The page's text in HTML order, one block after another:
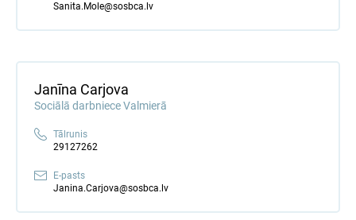
Sanita.Mole@sosbca.lv
Janīna Carjova
Sociālā darbniece Valmierā
Tālrunis
29127262
E-pasts
Janina.Carjova@sosbca.lv